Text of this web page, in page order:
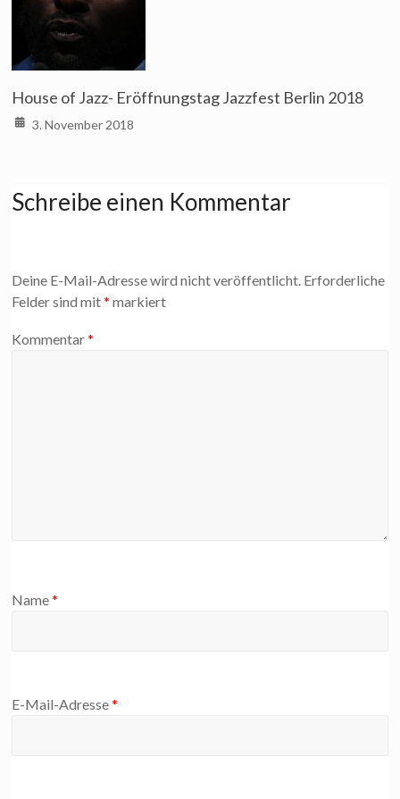
House of Jazz- Eröffnungstag Jazzfest Berlin 2018
3. November 2018
Schreibe einen Kommentar
Deine E-Mail-Adresse wird nicht veröffentlicht. Erforderliche
Felder sind mit* markiert
Kommentar*
Name*
E-Mail-Adresse*